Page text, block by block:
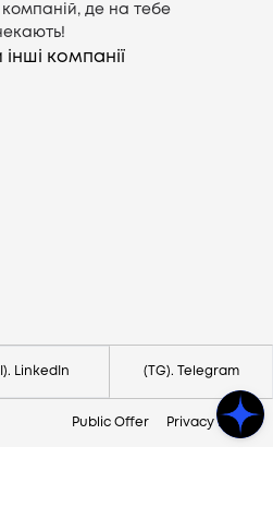
компаній, де на тебе
компанії
LinkedIn (TG). Telegram
Public Offer Privacy Policy